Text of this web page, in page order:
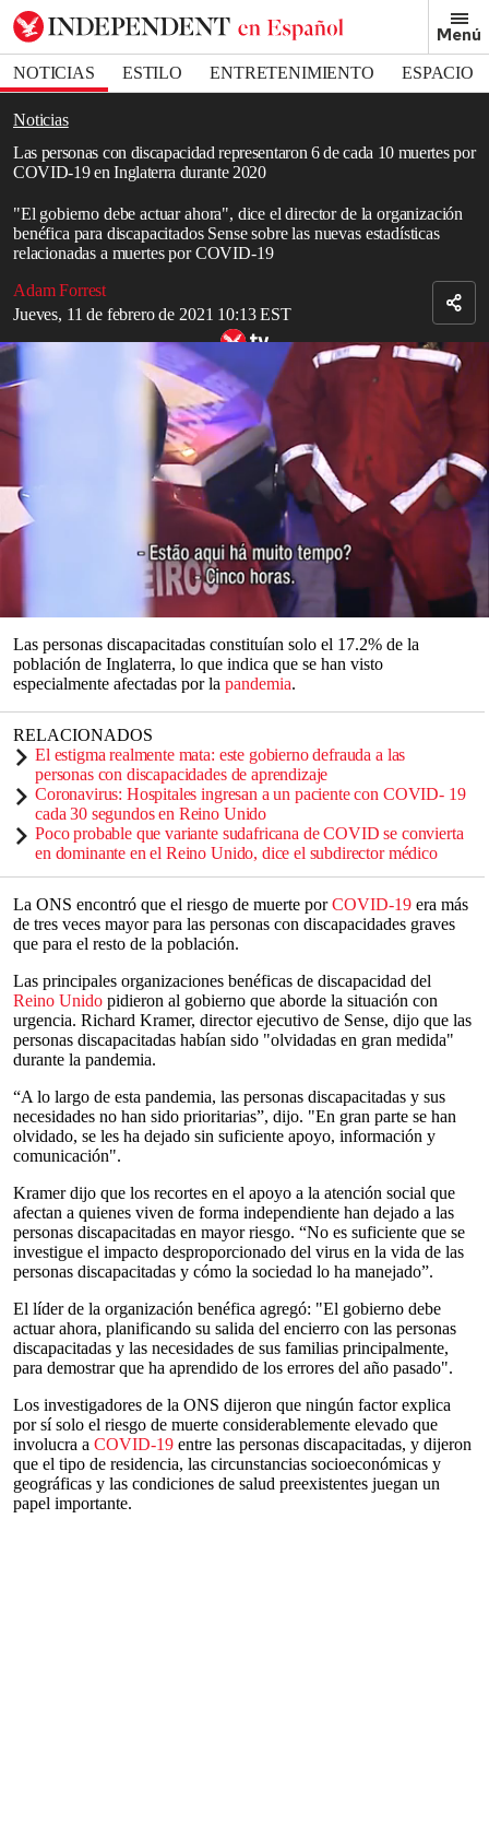
Menú
NOTICIAS ESTILO ENTRETENIMIENTO
ESPACIO
DEPORTES
Noticias
Las personas con discapacidad representaron 6 de cada 10 muertes por
COVID-19 en Inglaterra durante 2020
"El gobierno debe actuar ahora", dice el director de la organización
benéfica para discapacitados Sense sobre las nuevas estadísticas
relacionadas a muertes por COVID-19
Adam Forrest
Jueves, 11 de febrero de 2021 10:13 EST
Bookmark popover
Removed from bookmarks
Close popover
seconds
seconds
Portugal alcanza nuevos máximos de muertes y hospitalizaciones
diarias durante la tercera ola
Read in English
Las personas discapacitadas representaron seis de cada 10 de todas
las muertes relacionadas con el
coronavirus enInglaterrahasta
noviembre de 2020, según nuevos datos.
Las cifras de la Oficina de Estadísticas Nacionales (ONS) muestran
que de las 50.888 muertes ocurridas entre enero y noviembre de
2020, poco más de 30.000 fueron personas discapacitadas, el
59.5%.
Las personas discapacitadas constituían solo el 17.2% de la
población de Inglaterra, lo que indica que se han visto
especialmente afectadas por la pandemia.
RELACIONADOS
El estigma realmente mata: este gobierno defrauda a las
personas con discapacidades de aprendizaje
Coronavirus: Hospitales ingresan a un paciente con COVID- 19
cada 30 segundos en Reino Unido
Poco probable que variante sudafricana de COVID se convierta
en dominante en el Reino Unido, dice el subdirector médico
La ONS encontró que el riesgo de muerte porCOVID-19 era más
de tres veces mayor para las personas con discapacidades graves
que para el resto de la población.
Las principales organizaciones benéficas de discapacidad del
Reino Unido pidieron al gobierno que aborde la situación con
urgencia. Richard Kramer, director ejecutivo de Sense, dijo que las
personas discapacitadas habían sido "olvidadas en gran medida"
durante la pandemia.
“A lo largo de esta pandemia, las personas discapacitadas y sus
necesidades no han sido prioritarias”, dijo. "En gran parte se han
olvidado, se les ha dejado sin suficiente apoyo, información y
comunicación".
Kramer dijo que los recortes en el apoyo a la atención social que
afectan a quienes viven de forma independiente han dejado a las
personas discapacitadas en mayor riesgo. “No es suficiente que se
investigue el impacto desproporcionado del virus en la vida de las
personas discapacitadas y cómo la sociedad lo ha manejado”.
El líder de la organización benéfica agregó: "El gobierno debe
actuar ahora, planificando su salida del encierro con las personas
discapacitadas y las necesidades de sus familias principalmente,
para demostrar que ha aprendido de los errores del año pasado".
Los investigadores de la ONS dijeron que ningún factor explica
por sí solo el riesgo de muerte considerablemente elevado que
involucra a COVID-19 entre las personas discapacitadas, y dijeron
que el tipo de residencia, las circunstancias socioeconómicas y
geográficas y las condiciones de salud preexistentes juegan un
papel importante.